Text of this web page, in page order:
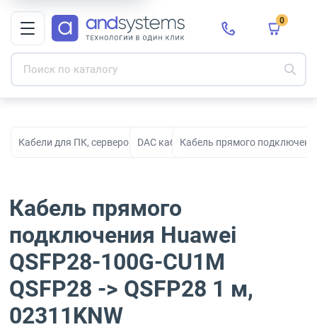
0
Кабели для ПК, серверов, сети, СКС и электропитания
DAC кабелиКабель прямого
Кабель прямого
подключения Huawei
QSFP28-100G-CU1M
QSFP28 -> QSFP28 1 м,
02311KNW